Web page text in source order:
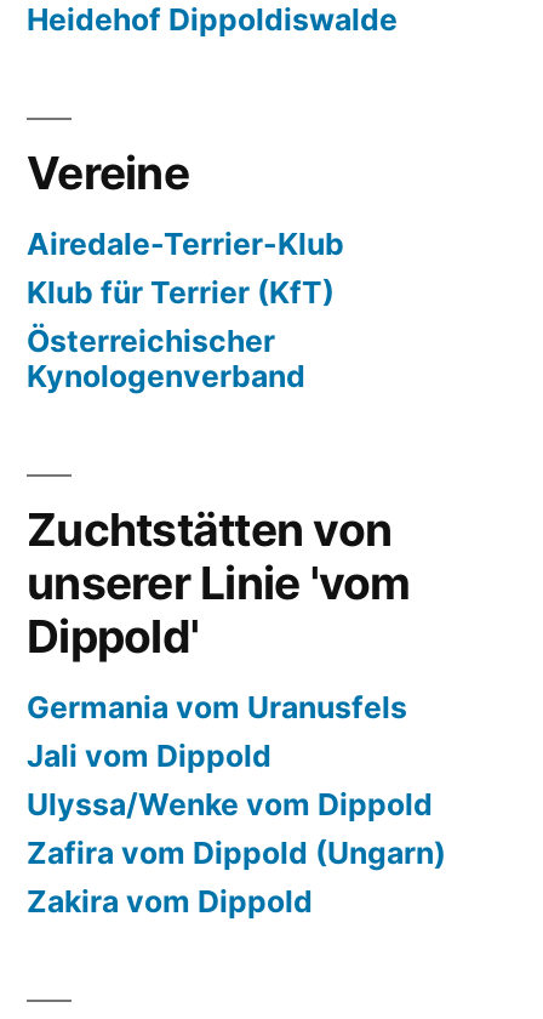
Heidehof Dippoldiswalde
Vereine
Airedale-Terrier-Klub
Klub für Terrier (KfT)
Österreichischer
Kynologenverband
Zuchtstätten von
unserer Linie 'vom
Dippold'
Germania vom Uranusfels
Jali vom Dippold
Ulyssa/Wenke vom Dippold
Zafira vom Dippold (Ungarn)
Zakira vom Dippold